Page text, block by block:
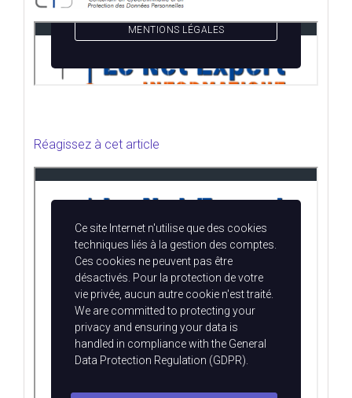
Réagissez à cet article